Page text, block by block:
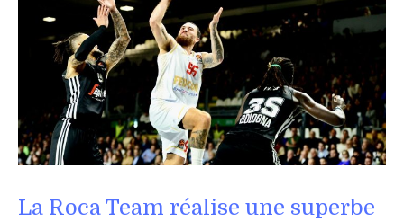
La Roca Team réalise une superbe